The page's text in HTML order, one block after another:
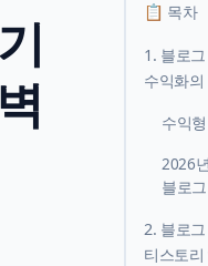
📋 목차
1. 블로
수익화
수익
2026
블로
2. 블로
티스토